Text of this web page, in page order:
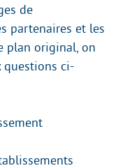
de
partenaires et les
plan original, on
questions ci-